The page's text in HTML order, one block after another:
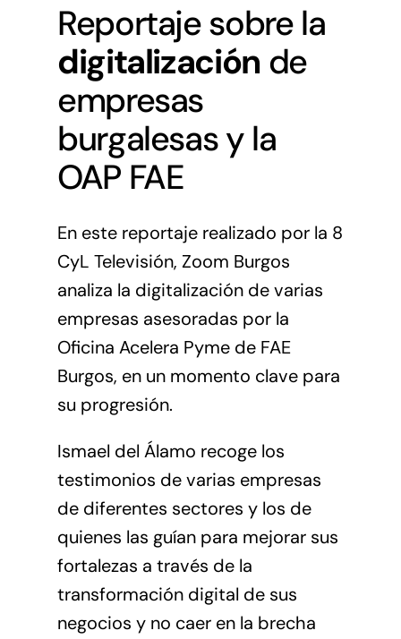
Reportaje sobre la
digitalización de
empresas
burgalesas y la
OAP FAE
En este reportaje realizado por la 8
CyL Televisión, Zoom Burgos
analiza la digitalización de varias
empresas asesoradas por la
Oficina Acelera Pyme de FAE
Burgos, en un momento clave para
su progresión.
Ismael del Álamo recoge los
testimonios de varias empresas
de diferentes sectores y los de
quienes las guían para mejorar sus
fortalezas a través de la
transformación digital de sus
negocios y no caer en la brecha